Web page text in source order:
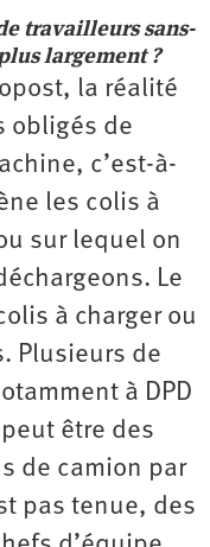
travailleurs sans-
largement ?
la réalité
obligés de
c’est-à-
les colis à
sur lequel on
Le
à charger ou
Plusieurs de
à DPD
être des
de camion par
pas tenue, des